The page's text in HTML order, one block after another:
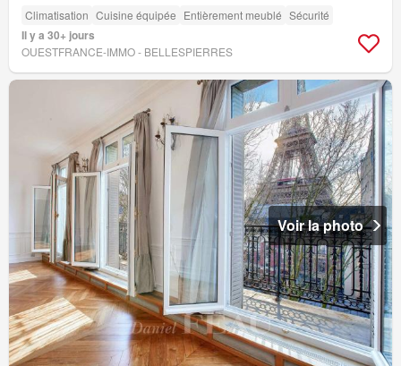
Climatisation Cuisine équipée Entièrement meublé Sécurité
Il y a 30+ jours
OUESTFRANCE-IMMO - BELLESPIERRES
Voir la photo